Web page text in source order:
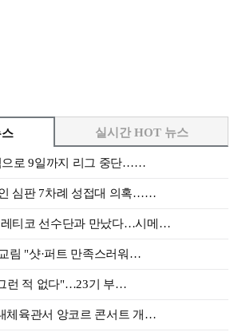
으로 9일까지 리그 중단……
심판 7차례 성접대 의혹……
레티코 선수단과 만났다…시메…
림 "샷·퍼트 만족스러워…
런 적 없다"…23기 부…
체육관서 앙코르 콘서트 개…
실시간 HOT 뉴스